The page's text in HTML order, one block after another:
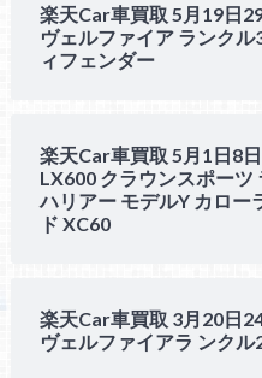
楽天Car車買取 5月19日
ヴェルファイア ランク
ィフェンダー
楽天Car車買取 5月1日8
LX600 クラウンスポーツ
ハリアー モデルY カロー
ド XC60
楽天Car車買取 3月20日
ヴェルファイアラ ンク